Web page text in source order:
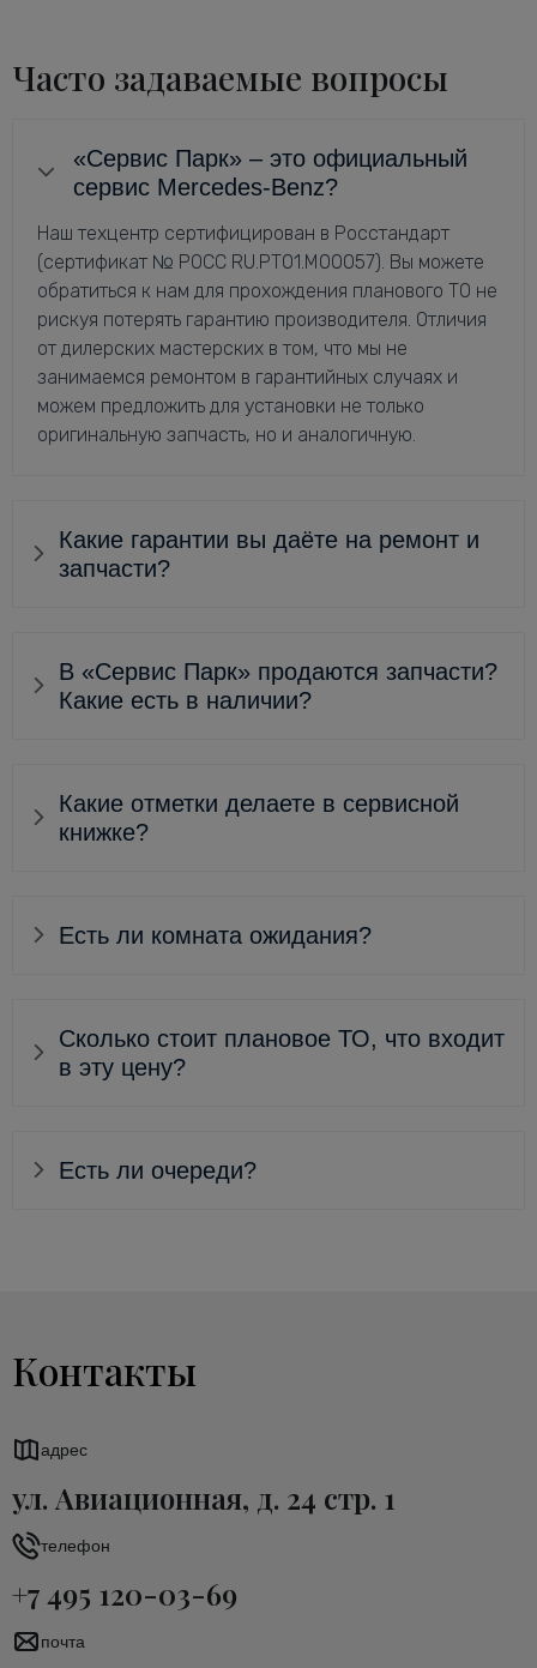
Часто задаваемые вопросы
«Сервис Парк» – это официальный
сервис Mercedes-Benz?
Наш техцентр сертифицирован в Росстандарт
(сертификат № РОСС RU.РТ01.М00057). Вы можете
обратиться к нам для прохождения планового ТО не
рискуя потерять гарантию производителя. Отличия
от дилерских мастерских в том, что мы не
занимаемся ремонтом в гарантийных случаях и
можем предложить для установки не только
оригинальную запчасть, но и аналогичную.
Какие гарантии вы даёте на ремонт и
запчасти?
В «Сервис Парк» продаются запчасти?
Какие есть в наличии?
Какие отметки делаете в сервисной
книжке?
Есть ли комната ожидания?
Сколько стоит плановое ТО, что входит
в эту цену?
Есть ли очереди?
Контакты
адрес
ул. Авиационная, д. 24 стр. 1
телефон
+7 495 120-03-69
почта